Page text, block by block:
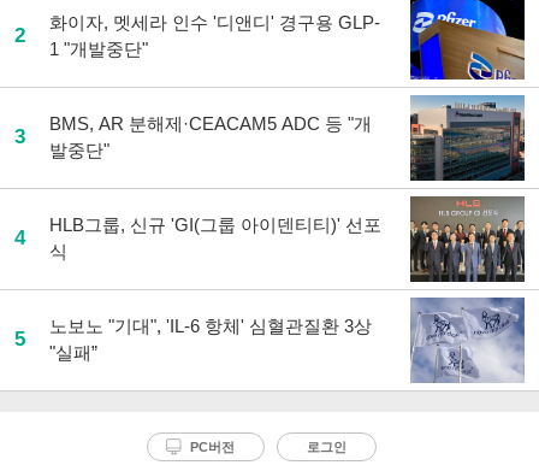
2
화이자, 멧세라 인수 '디앤디' 경구용 GLP-
1 "개발중단"
3
BMS, AR 분해제·CEACAM5 ADC 등 "개
발중단"
4
HLB그룹, 신규 'GI(그룹 아이덴티티)' 선포
식
5
노보노 "기대", 'IL-6 항체' 심혈관질환 3상
"실패”
PC버전 로그인